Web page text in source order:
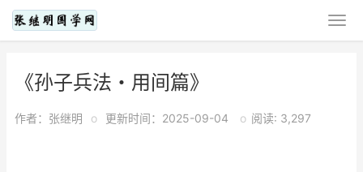
《孙子兵法・用间篇》
作者：张继明 o 更新时间：2025-09-04 o 阅读: 3,297